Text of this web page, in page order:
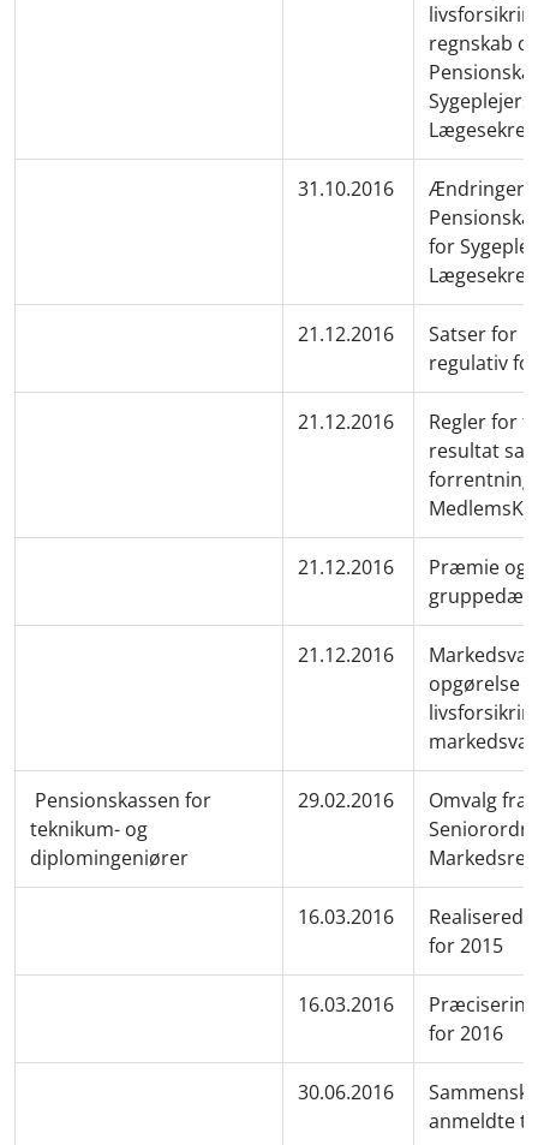
regnskab
31.10.2016
Ændringer
for
21.12.2016
Satser for
regulativ
21.12.2016
Regler for
resultat
forrentning
21.12.2016
Præmie og
21.12.2016
opgørelse
Pensionskassen for
teknikum- og
diplomingeniører
29.02.2016
Omvalg fra
16.03.2016
for 2015
16.03.2016
for 2016
30.06.2016
anmeldte